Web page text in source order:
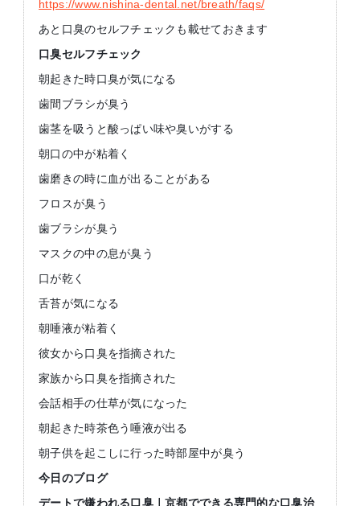
https://www.nishina-dental.net/breath/faqs/
あと口臭のセルフチェックも載せておきます
口臭セルフチェック
朝起きた時口臭が気になる
歯間ブラシが臭う
歯茎を吸うと酸っぱい味や臭いがする
朝口の中が粘着く
歯磨きの時に血が出ることがある
フロスが臭う
歯ブラシが臭う
マスクの中の息が臭う
口が乾く
舌苔が気になる
朝唾液が粘着く
彼女から口臭を指摘された
家族から口臭を指摘された
会話相手の仕草が気になった
朝起きた時茶色う唾液が出る
朝子供を起こしに行った時部屋中が臭う
今日のブログ
デートで嫌われる口臭｜京都でできる専門的な口臭治